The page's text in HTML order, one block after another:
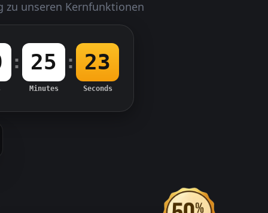
zu unseren Kernfunktionen
: 25
Minutes
: 21
Seconds